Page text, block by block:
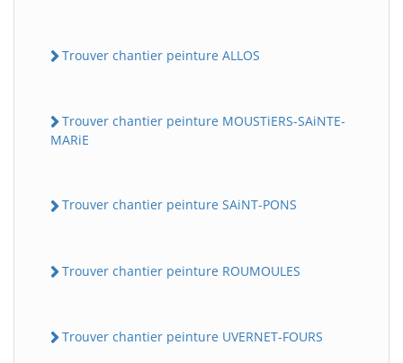
Trouver chantier peinture ALLOS
Trouver chantier peinture MOUSTiERS-SAiNTE-
MARiE
Trouver chantier peinture SAiNT-PONS
Trouver chantier peinture ROUMOULES
Trouver chantier peinture UVERNET-FOURS